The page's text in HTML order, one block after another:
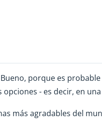
porque es
- es decir, en
más agradables del